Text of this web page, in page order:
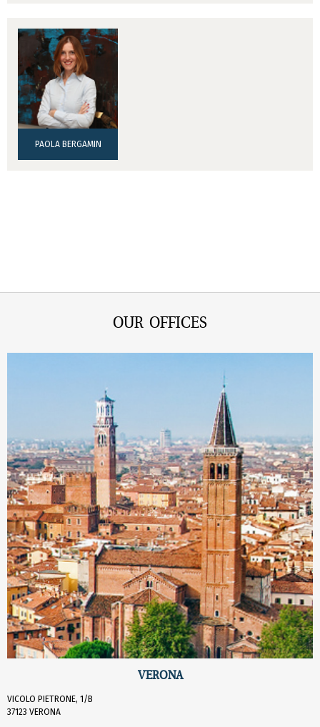
PAOLA BERGAMIN
OUR OFFICES
VERONA
VICOLO PIETRONE, 1/B
37123 VERONA